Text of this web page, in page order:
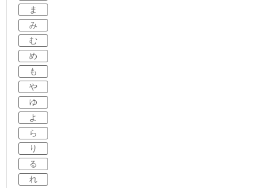
ま
み
む
め
も
や
ゆ
よ
ら
り
る
れ